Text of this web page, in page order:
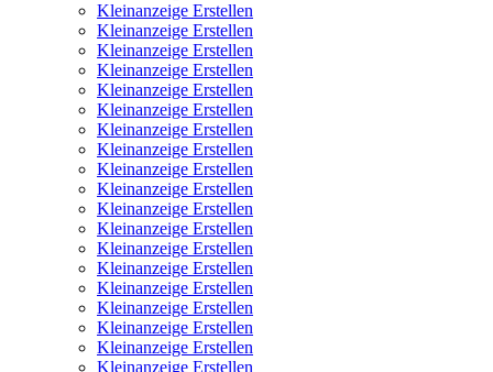
Kleinanzeige Erstellen
Kleinanzeige Erstellen
Kleinanzeige Erstellen
Kleinanzeige Erstellen
Kleinanzeige Erstellen
Kleinanzeige Erstellen
Kleinanzeige Erstellen
Kleinanzeige Erstellen
Kleinanzeige Erstellen
Kleinanzeige Erstellen
Kleinanzeige Erstellen
Kleinanzeige Erstellen
Kleinanzeige Erstellen
Kleinanzeige Erstellen
Kleinanzeige Erstellen
Kleinanzeige Erstellen
Kleinanzeige Erstellen
Kleinanzeige Erstellen
Kleinanzeige Erstellen